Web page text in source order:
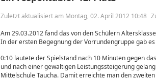
Zuletzt aktualisiert am Montag, 02. April 2012 10:48
Am 29.03.2012 fand das von den Schülern
In der ersten Begegnung der Vorrundengruppe gab
0:10 lautete der Spielstand nach 10 Minuten gegen
und nach einer gewaltigen Leistungssteigerung
Mittelschule Taucha. Damit erreichte man den